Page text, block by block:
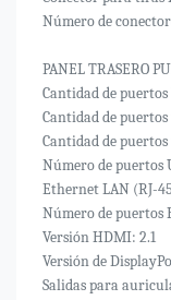
Número de
PANEL TRASERO
Cantidad de puertos
Cantidad de puertos
Cantidad de puertos
Número de puertos
Ethernet LAN (RJ-
Número de puertos
Versión HDMI: 2.1
Versión de
Salidas para